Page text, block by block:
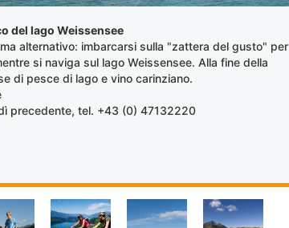
del lago Weissensee
alternativo: imbarcarsi sulla "zattera del gusto" per
si naviga sul lago Weissensee. Alla fine della
di pesce di lago e vino carinziano.
precedente, tel. +43 (0) 47132220